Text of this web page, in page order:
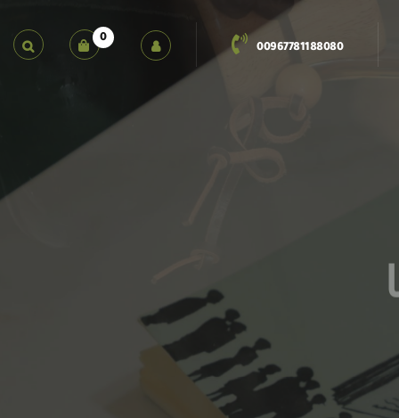
00967781188080
0